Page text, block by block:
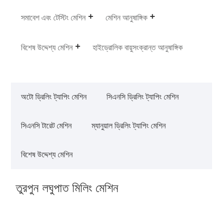
সমাবেশ এবং টেস্টিং মেশিন মেশিন আনুষাঙ্গিক
বিশেষ উদ্দেশ্য মেশিন হাইড্রোলিক বায়ুসংক্রান্ত আনুষাঙ্গিক
অটো ড্রিলিং ট্যাপিং মেশিন সিএনসি ড্রিলিং ট্যাপিং মেশিন
সিএনসি টারেট মেশিন ম্যানুয়াল ড্রিলিং ট্যাপিং মেশিন
বিশেষ উদ্দেশ্য মেশিন
তুরপুন লঘুপাত মিলিং মেশিন